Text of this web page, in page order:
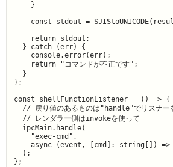
    }
const stdout =
    return stdout;
  } catch (err) {
    console.error(err);
    return "コマンドが不正です";
  }
};
const shellFunctionListener = () => {
// 戻り値のあるものは"handle"でリスナー
  // レンダラー側はinvokeを使って
  ipcMain.handle(
    "exec-cmd",
async (event, [cmd]: string[]) =>
  );
};